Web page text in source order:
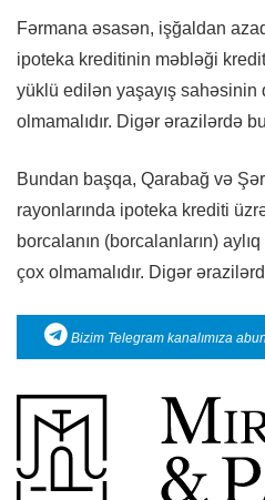
Fərmana əsasən, işğaldan
ipoteka kreditinin məbləği
yüklü edilən yaşayış
olmamalıdır. Digər ərazilərdə
Bundan başqa, Qarabağ və
rayonlarında ipoteka krediti
borcalanın (borcalanların)
çox olmamalıdır. Digər
Bizim Telegram kanalımıza